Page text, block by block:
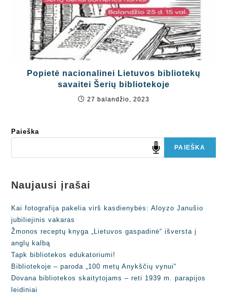
Popietė nacionalinei Lietuvos bibliotekų
savaitei Šerių bibliotekoje
27 balandžio, 2023
Paieška
PAIEŠKA
Naujausi įrašai
Kai fotografija pakelia virš kasdienybės: Aloyzo Janušio
jubiliejinis vakaras
Žmonos receptų knyga „Lietuvos gaspadinė“ išversta į
anglų kalbą
Tapk bibliotekos edukatoriumi!
Bibliotekoje – paroda „100 metų Anykščių vynui“
Dovana bibliotekos skaitytojams – reti 1939 m. parapijos
leidiniai